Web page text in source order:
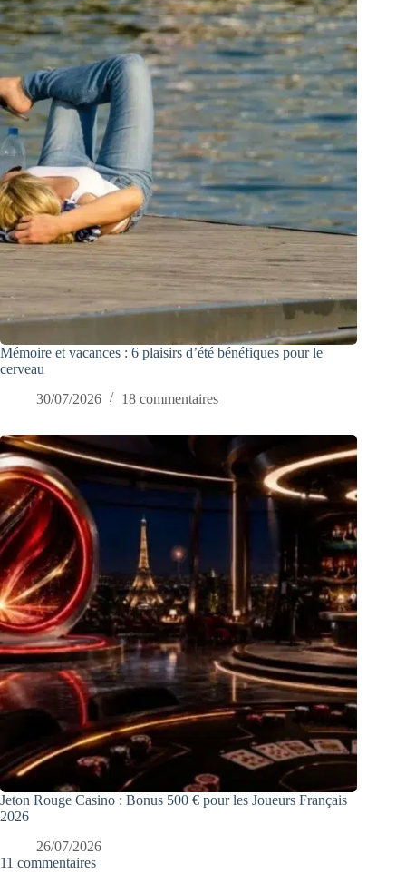
Mémoire et vacances : 6 plaisirs d’été bénéfiques pour le
cerveau
30/07/2026
18 commentaires
Jeton Rouge Casino : Bonus 500 € pour les Joueurs Français
2026
26/07/2026
11 commentaires